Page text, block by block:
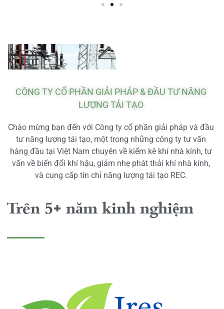
CÔNG TY CỔ PHẦN GIẢI PHÁP & ĐẦU TƯ NĂNG
LƯỢNG TÁI TẠO
Chào mừng bạn đến với Công ty cổ phần giải pháp và đầu
tư năng lượng tái tạo, một trong những công ty tư vấn
hàng đầu tại Việt Nam chuyên về kiểm kê khí nhà kính, tư
vấn về biến đổi khí hậu, giảm nhẹ phát thải khí nhà kính,
và cung cấp tín chỉ năng lượng tái tạo REC.
Trên 5+ năm kinh nghiệm